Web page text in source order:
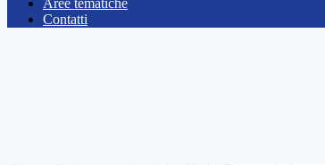
Aree tematiche
Contatti